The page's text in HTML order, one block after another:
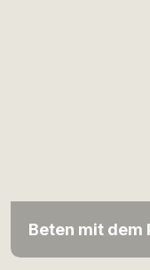
Beten mit dem